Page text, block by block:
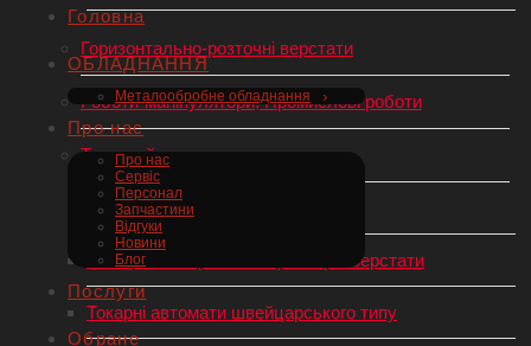
Головна
ОБЛАДНАННЯ
Металообробне обладнання
Про нас
Про нас
Сервіс
Персонал
Запчастини
Відгуки
Новини
Блог
Послуги
Обране
Горизонтально-розточні верстати
Роботи-маніпулятори, Промислові роботи
Токарний верстат по металу
Токарні верстати з ЧПУ
Універсальні (механічні) токарні верстати
Токарні автомати швейцарського типу